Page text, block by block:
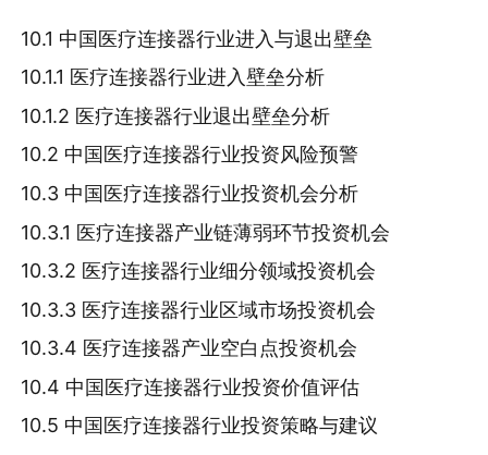
10.1 中国医疗连接器行业进入与退出壁垒
10.1.1 医疗连接器行业进入壁垒分析
10.1.2 医疗连接器行业退出壁垒分析
10.2 中国医疗连接器行业投资风险预警
10.3 中国医疗连接器行业投资机会分析
10.3.1 医疗连接器产业链薄弱环节投资机会
10.3.2 医疗连接器行业细分领域投资机会
10.3.3 医疗连接器行业区域市场投资机会
10.3.4 医疗连接器产业空白点投资机会
10.4 中国医疗连接器行业投资价值评估
10.5 中国医疗连接器行业投资策略与建议